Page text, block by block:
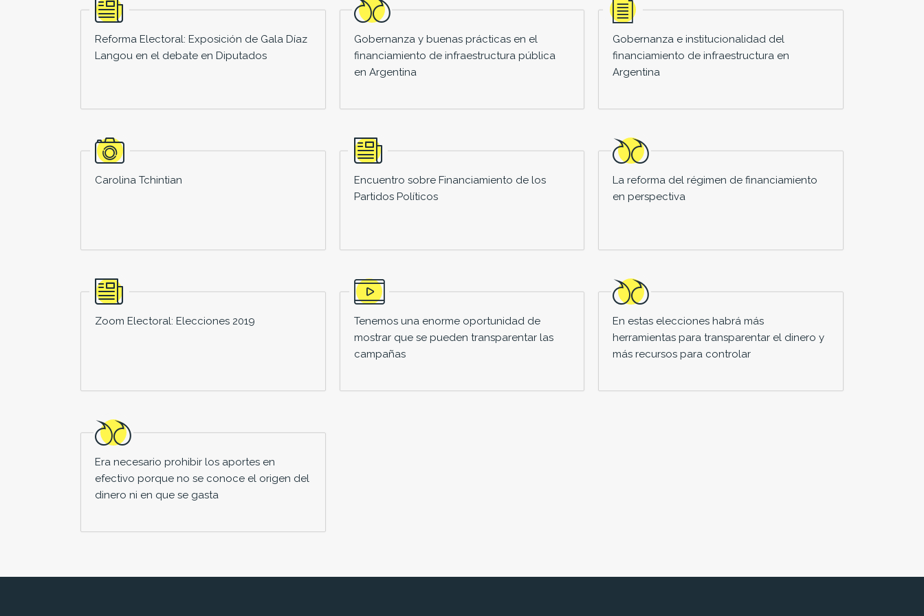
Reforma Electoral: Exposición de Gala Díaz
Langou en el debate en Diputados
Gobernanza y buenas prácticas en el
financiamiento de infraestructura pública
en Argentina
Gobernanza e institucionalidad del
financiamiento de infraestructura en
Argentina
Carolina Tchintian
Encuentro sobre Financiamiento de los
Partidos Políticos
La reforma del régimen de financiamiento
en perspectiva
Zoom Electoral: Elecciones 2019
Tenemos una enorme oportunidad de
mostrar que se pueden transparentar las
campañas
En estas elecciones habrá más
herramientas para transparentar el dinero y
más recursos para controlar
Era necesario prohibir los aportes en
efectivo porque no se conoce el origen del
dinero ni en que se gasta